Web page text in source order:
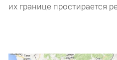
их границе простирается